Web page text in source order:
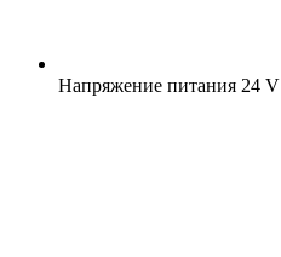
Напряжение питания 24 V